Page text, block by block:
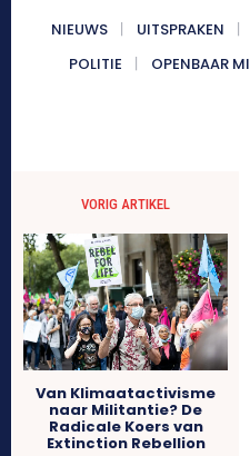
NIEUWS UITSPRAKEN
POLITIE
OPENBAAR
VORIG ARTIKEL
Van Klimaatactivisme
naar Militantie? De
Radicale Koers van
Extinction Rebellion